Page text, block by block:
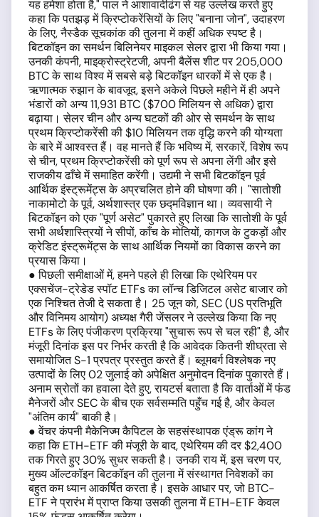
यह हमेशा होता है," पाल ने आशावादीढंग से यह उल्लेख करते हुए
कहा कि पतझड़ में क्रिप्टोकरेंसियों के लिए "बनाना जोन", उदाहरण
के लिए, नैस्डैक सूचकांक की तुलना में कहीं अधिक स्पष्ट है।
बिटकॉइन का समर्थन बिलिनेयर माइकल सेलर द्वारा भी किया गया।
उनकी कंपनी, माइक्रोस्ट्रेटजी, अपनी बैलेंस शीट पर 205,000
BTC के साथ विश्व में सबसे बड़े बिटकॉइन धारकों में से एक है।
ऋणात्मक रुझान के बावजूद, इसने अकेले पिछले महीने में ही अपने
भंडारों को अन्य 11,931 BTC ($700 मिलियन से अधिक) द्वारा
बढ़ाया। सेलर चीन और अन्य घटकों की ओर से समर्थन के साथ
प्रथम क्रिप्टोकरेंसी की $10 मिलियन तक वृद्धि करने की योग्यता
के बारे में आश्वस्त हैं। वह मानते हैं कि भविष्य में, सरकारें, विशेष रूप
से चीन, प्रथम क्रिप्टोकरेंसी को पूर्ण रूप से अपना लेंगी और इसे
राजकीय ढाँचे में समाहित करेंगी। उद्यमी ने सभी बिटकॉइन पूर्व
आर्थिक इंस्ट्रूमेंट्स के अप्रचलित होने की घोषणा की। "सातोशी
नाकामोटो के पूर्व, अर्थशास्त्र एक छद्मविज्ञान था। व्यवसायी ने
बिटकॉइन को एक "पूर्ण असेट" पुकारते हुए लिखा कि सातोशी के पूर्व
सभी अर्थशास्त्रियों ने सीपों, काँच के मोतियों, कागज के टुकड़ों और
क्रेडिट इंस्ट्रूमेंट्स के साथ आर्थिक नियमों का विकास करने का
प्रयास किया।
● पिछली समीक्षाओं में, हमने पहले ही लिखा कि एथेरियम पर
एक्सचेंज-ट्रेडेड स्पॉट ETFs का लॉन्च डिजिटल असेट बाजार को
एक निश्चित तेजी दे सकता है। 25 जून को, SEC (US प्रतिभूति
और विनिमय आयोग) अध्यक्ष गैरी जेंसलर ने उल्लेख किया कि नए
ETFs के लिए पंजीकरण प्रक्रिया "सुचारू रूप से चल रही" है, और
मंजूरी दिनांक इस पर निर्भर करती है कि आवेदक कितनी शीघ्रता से
समायोजित S-1 प्रपत्र प्रस्तुत करते हैं। ब्लूमबर्ग विश्लेषक नए
उत्पादों के लिए 02 जुलाई को अपेक्षित अनुमोदन दिनांक पुकारते हैं।
अनाम स्रोतों का हवाला देते हुए, रायटर्स बताता है कि वार्ताओं में फंड
मैनेजरों और SEC के बीच एक सर्वसम्मति पहुँच गई है, और केवल
"अंतिम कार्य" बाकी है।
● वेंचर कंपनी मैकेनिज्म कैपिटल के सहसंस्थापक एंड्रू कांग ने
कहा कि ETH-ETF की मंजूरी के बाद, एथेरियम की दर $2,400
तक गिरते हुए 30% सुधर सकती है। उनकी राय में, इस चरण पर,
मुख्य ऑल्टकॉइन बिटकॉइन की तुलना में संस्थागत निवेशकों का
बहुत कम ध्यान आकर्षित करता है। इसके आधार पर, जो BTC-
ETF ने प्रारंभ में प्राप्त किया उसकी तुलना में ETH-ETF केवल